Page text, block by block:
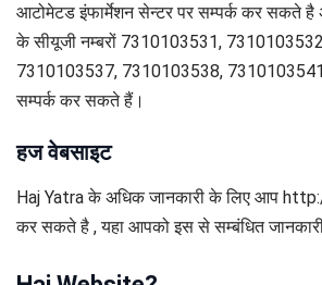
आटोमेटड इंफार्मेशन सेन्टर पर सम्पर्क कर सकते है
के सीयूजी नम्बरों 7310103531,
7310103537, 7310103538,
सम्पर्क कर सकते हैं।
हज वेबसाइट
Haj Yatra के अधिक जानकारी के लिए आप
कर सकते है , यहा आपको इस से सम्बंधित जानकारी